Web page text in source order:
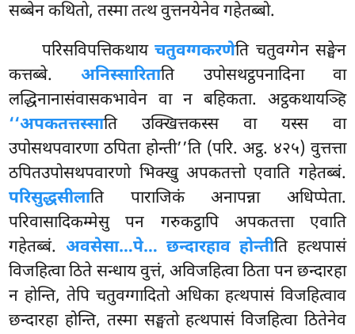
सब्बेन कथितो, तस्मा तत्थ वुत्तनयेनेव गहेतब्बो.
परिसविपत्तिकथायचतुवग्गकरणेति चतुवग्गेन सङ्घेन
कत्तब्बे.अनिस्सारिताति उपोसथट्ठपनादिना वा
लद्धिनानासंवासकभावेन वा न बहिकता. अट्ठकथायञ्हि
‘‘अपकतत्तस्साति उक्खित्तकस्स वा यस्स वा
उपोसथपवारणा ठपिता होन्ती’’ति (परि. अट्ठ. ४२५) वुत्तत्ता
ठपितउपोसथपवारणो भिक्खु अपकतत्तो एवाति गहेतब्बं.
परिसुद्धसीलाति पाराजिकं अनापन्ना अधिप्पेता.
परिवासादिकम्मेसु पन गरुकट्ठापि अपकतत्ता एवाति
गहेतब्बं. अवसेसा…पे… छन्दारहाव होन्तीति हत्थपासं
विजहित्वा ठिते सन्धाय वुत्तं, अविजहित्वा ठिता पन छन्दारहा
न होन्ति, तेपि चतुवग्गादितो अधिका हत्थपासं विजहित्वाव
छन्दारहा होन्ति, तस्मा सङ्घतो हत्थपासं विजहित्वा ठितेनेव